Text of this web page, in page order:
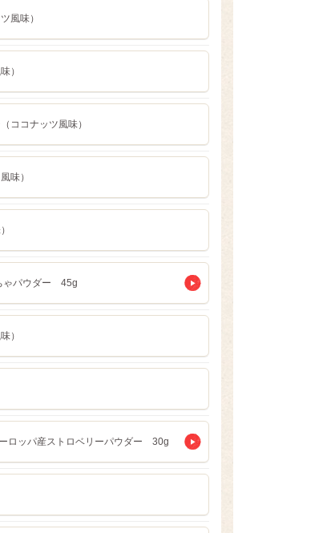
風味）
）
ココナッツ風味）
味）
ゃパウダー 45g
）
ロッパ産ストロベリーパウダー 30g